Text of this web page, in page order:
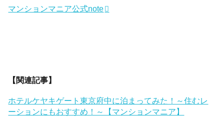
マンションマニア公式note
【関連記事】
ホテルケヤキゲート東京府中に泊まってみた！～住むレ
ーションにもおすすめ！～【マンションマニア】